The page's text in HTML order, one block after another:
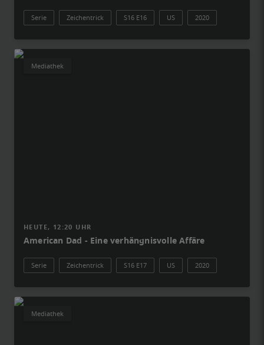
Serie Zeichentrick S16 E16 US 2020
Mediathek
HEUTE, 12:20 UHR
American Dad - Eine verhängnisvolle Affäre
Serie Zeichentrick S16 E17 US 2020
Mediathek